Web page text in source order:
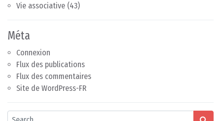
Vie associative (43)
Méta
Connexion
Flux des publications
Flux des commentaires
Site de WordPress-FR
Search